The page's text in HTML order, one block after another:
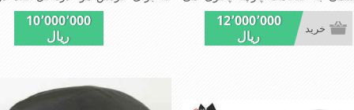
کلاه ساتن (آسترکت
شیک ومدروزسبک و راحت
12٬000٬000
ریال
خرید
ازپارچه پیراهن نخی استفاده
تابستان احساس گرمای کمی شود
افراد خوش پوش جنس عالی
10٬000٬000
ریال